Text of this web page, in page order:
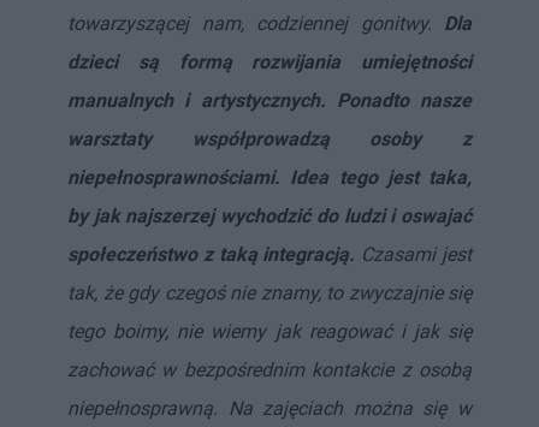
towarzyszącej nam, codziennej gonitwy. Dla
dzieci są formą rozwijania umiejętności
manualnych i artystycznych. Ponadto nasze
warsztaty współprowadzą osoby z
niepełnosprawnościami. Idea tego jest taka,
by jak najszerzej wychodzić do ludzi i oswajać
społeczeństwo z taką integracją. Czasami jest
tak, że gdy czegoś nie znamy, to zwyczajnie się
tego boimy, nie wiemy jak reagować i jak się
zachować w bezpośrednim kontakcie z osobą
niepełnosprawną. Na zajęciach można się w